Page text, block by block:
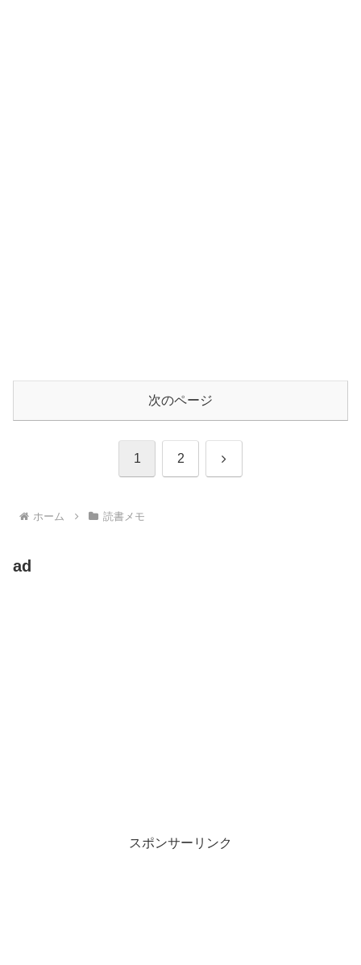
次のページ
1 2 次
ホーム 読書メモ
ad
スポンサーリンク